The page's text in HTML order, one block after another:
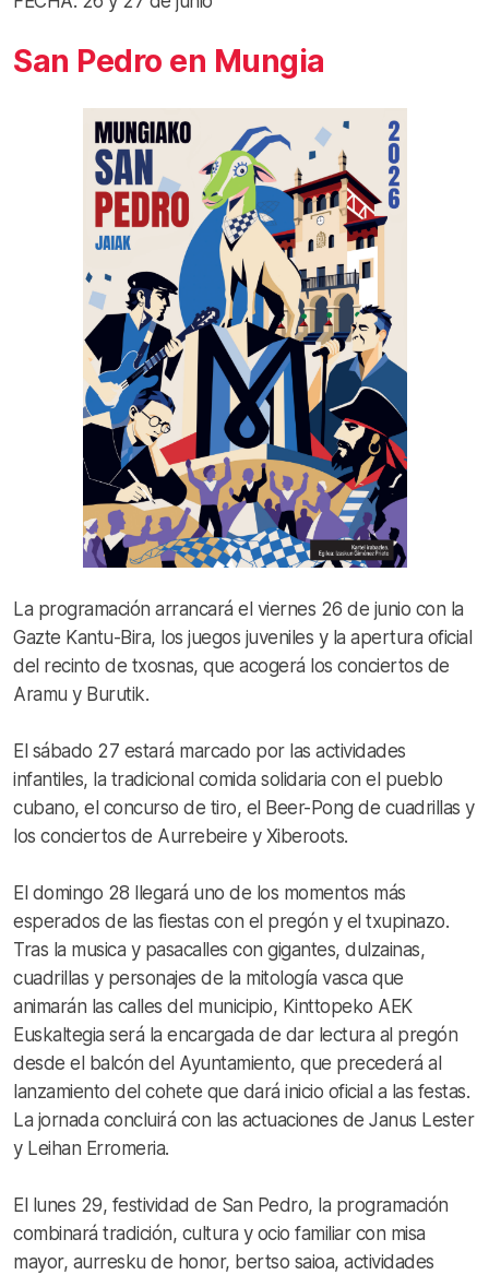
San Pedro en Mungia
La programación arrancará el viernes 26 de junio con la
Gazte Kantu-Bira, los juegos juveniles y la apertura oficial
del recinto de txosnas, que acogerá los conciertos de
Aramu y Burutik.
El sábado 27 estará marcado por las actividades
infantiles, la tradicional comida solidaria con el pueblo
cubano, el concurso de tiro, el Beer-Pong de cuadrillas y
los conciertos de Aurrebeire y Xiberoots.
El domingo 28 llegará uno de los momentos más
esperados de las fiestas con el pregón y el txupinazo.
Tras la musica y pasacalles con gigantes, dulzainas,
cuadrillas y personajes de la mitología vasca que
animarán las calles del municipio, Kinttopeko AEK
Euskaltegia será la encargada de dar lectura al pregón
desde el balcón del Ayuntamiento, que precederá al
lanzamiento del cohete que dará inicio oficial a las festas.
La jornada concluirá con las actuaciones de Janus Lester
y Leihan Erromeria.
El lunes 29, festividad de San Pedro, la programación
combinará tradición, cultura y ocio familiar con misa
mayor, aurresku de honor, bertso saioa, actividades